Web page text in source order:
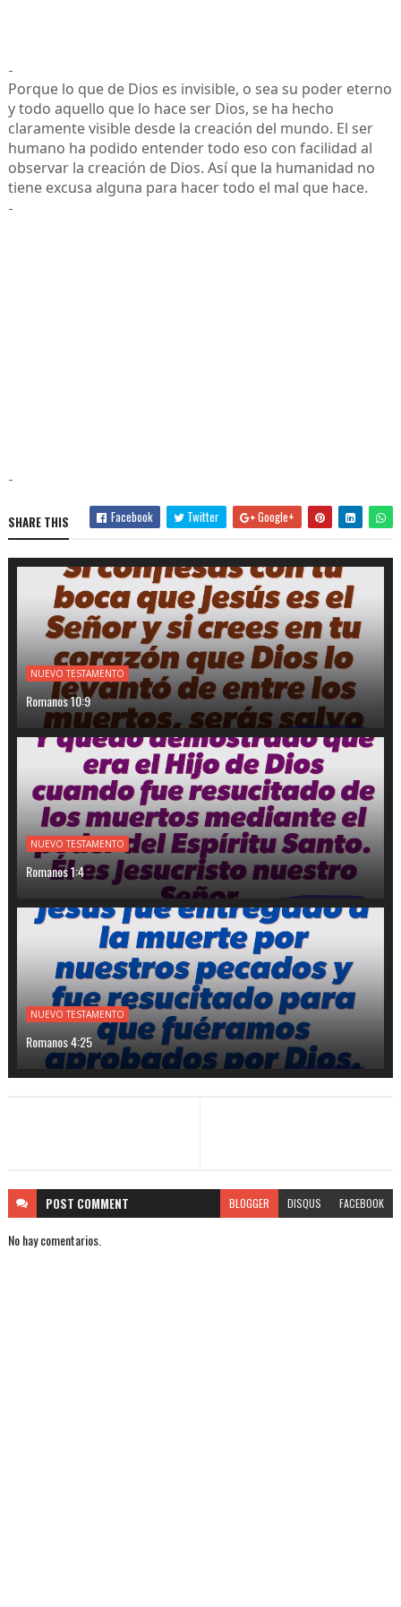
-
Porque lo que de Dios es invisible, o sea su poder eterno
y todo aquello que lo hace ser Dios, se ha hecho
claramente visible desde la creación del mundo. El ser
humano ha podido entender todo eso con facilidad al
observar la creación de Dios. Así que la humanidad no
tiene excusa alguna para hacer todo el mal que hace.
-
-
SHARE THIS Facebook Twitter Google+
NUEVO TESTAMENTO
Romanos 10:9
NUEVO TESTAMENTO
Romanos 1:4
NUEVO TESTAMENTO
Romanos 4:25
POST COMMENT BLOGGER DISQUS FACEBOOK
No hay comentarios.